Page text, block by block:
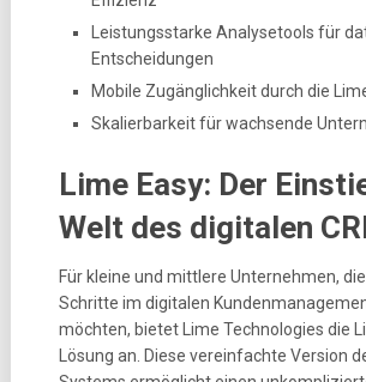
Leistungsstarke Analysetools für
Entscheidungen
Mobile Zugänglichkeit durch die
Skalierbarkeit für wachsende
Lime Easy: Der
Welt des digitalen
Für kleine und mittlere Unternehmen,
Schritte im digitalen
möchten, bietet Lime Technologies die
Lösung an. Diese vereinfachte Version